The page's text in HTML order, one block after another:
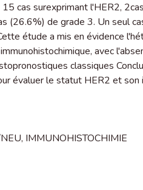
cas surexprimant l'HER2,
(26.6%) de grade 3. Un seul
étude a mis en évidence
avec
classiques
évaluer le statut HER2 et son
, IMMUNOHISTOCHIMIE